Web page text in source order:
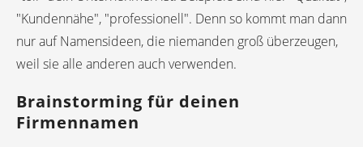
"Kundennähe", "professionell". Denn so kommt man dann
nur auf Namensideen, die niemanden groß überzeugen,
weil sie alle anderen auch verwenden.
Brainstorming für deinen
Firmennamen